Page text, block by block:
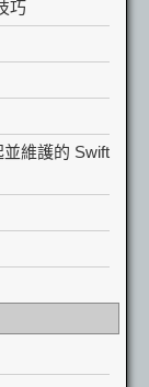
巧
並維護的 Swift